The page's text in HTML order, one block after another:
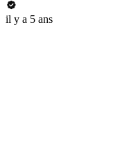
il y a 5 ans